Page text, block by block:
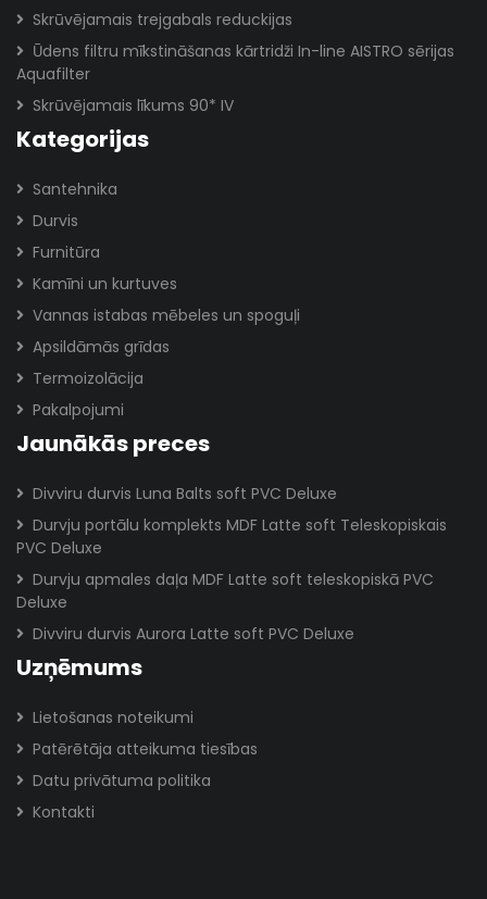
Skrūvējamais trejgabals reduckijas
Ūdens filtru mīkstināšanas kārtridži In-line AISTRO sērijas
Aquafilter
Skrūvējamais līkums 90* IV
Kategorijas
Santehnika
Durvis
Furnitūra
Kamīni un kurtuves
Vannas istabas mēbeles un spoguļi
Apsildāmās grīdas
Termoizolācija
Pakalpojumi
Jaunākās preces
Divviru durvis Luna Balts soft PVC Deluxe
Durvju portālu komplekts MDF Latte soft Teleskopiskais
PVC Deluxe
Durvju apmales daļa MDF Latte soft teleskopiskā PVC
Deluxe
Divviru durvis Aurora Latte soft PVC Deluxe
Uzņēmums
Lietošanas noteikumi
Patērētāja atteikuma tiesības
Datu privātuma politika
Kontakti